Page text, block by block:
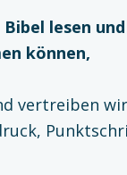
Bibel lesen
können,
vertreiben